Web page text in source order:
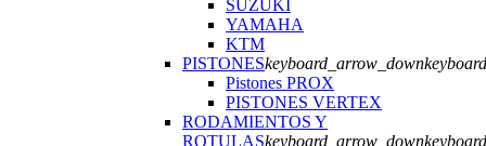
SUZUKI
YAMAHA
KTM
PISTONESkeyboard_arrow_down
Pistones PROX
PISTONES VERTEX
RODAMIENTOS Y
ROTULASkeyboard_arrow_down